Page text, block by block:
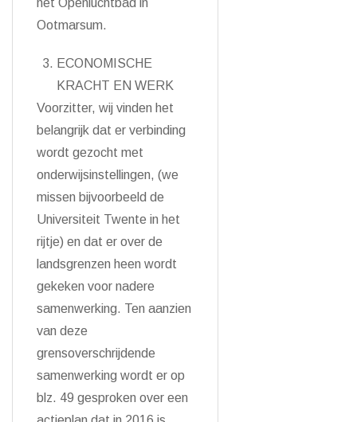
Ootmarsum.
ECONOMISCHE
KRACHT EN WERK
Voorzitter, wij vinden het
belangrijk dat er verbinding
wordt gezocht met
onderwijsinstellingen, (we
missen bijvoorbeeld de
Universiteit Twente in het
rijtje) en dat er over de
landsgrenzen heen wordt
gekeken voor nadere
samenwerking. Ten aanzien
van deze
grensoverschrijdende
samenwerking wordt er op
blz. 49 gesproken over een